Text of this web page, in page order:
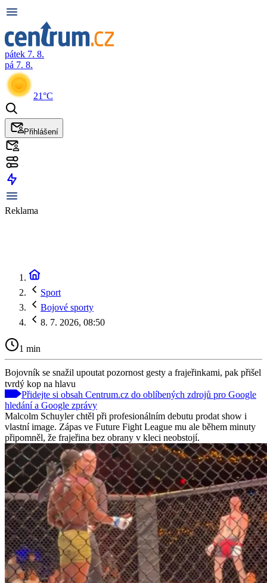
pátek 7. 8.
pá 7. 8.
21°C
Přihlášení
Reklama
Sport
Bojové sporty
8. 7. 2026, 08:50
1 min
Bojovník se snažil upoutat pozornost gesty a frajeřinkami, pak přišel
tvrdý kop na hlavu
Přidejte si obsah Centrum.cz do oblíbených zdrojů pro Google
hledání a Google zprávy
Malcolm Schuyler chtěl při profesionálním debutu prodat show i
vlastní image. Zápas ve Future Fight League mu ale během minuty
připomněl, že frajeřina bez obrany v kleci neobstojí.